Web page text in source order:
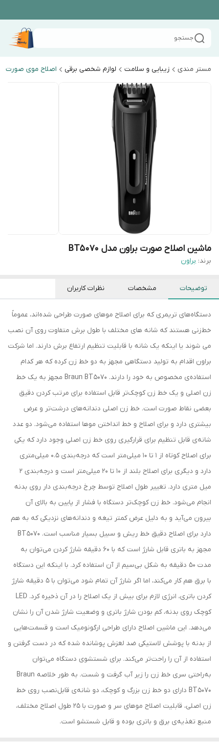
جستجو
مستر مندی زیبایی و سلامت لوازم شخصی برقی اصلاح موی صورت
ماشین اصلاح صورت براون مدل BT5070
برند: براون
توضیحات مشخصات نظرات کاربران
دستگاه‌های تریمری که برای اصلاح موهای صورت طراحی شده‌اند، عموماً
خط‌زنی هستند که شانه های مختلف با طول برش متفاوت روی آن نصب
می شوند یا اینکه یک شانه با قابلیت تنظیم ارتفاع برش دارند. اما شرکت
براون اقدام به تولید دستگاهی مجهز به دو خط زن کرده که هر کدام
استفاده‌ی مخصوص به خود را دارند. Braun BT5070 مجهز به یک خط
زن اصلی و یک خط زن کوچک‌تر قابل استفاده برای مرتب کردن دقیق
بعضی نقاط صورت است. خط زن اصلی دندانه‌های درشت‌تر و عرض
بیشتری دارد و برای اصلاح و خط انداختن موها استفاده می‌شود. دو عدد
شانه‌ی قابل تنظیم برای قرارگیری روی خط زن اصلی وجود دارد که یکی
برای اصلاح کوتاه از 1 تا 10 میلی‌متر است که درجه‌بندی 0.5 میلی‌متری
دارد و دیگری برای اصلاح بلند از 10 تا 20 میلی‌متر است و درجه‌بندی 2
میل متری دارد. تغییر طول اصلاح توسط چرخ درجه‌بندی دار روی بدنه
انجام می‌شود. خط زن کوچک‌تر دستگاه با فشار از پایین به بالای آن
بیرون می‌آید و به دلیل عرض کمتر تیغه و دندانه‌های نزدیکی که به هم
دارد برای اصلاح دقیق خط ریش و سبیل بسیار مناسب است. BT5070
مجهز به باتری قابل شارژ است که با 60 دقیقه شارژ کردن می‌توان به
مدت 50 دقیقه به شکل بی‌سیم از آن استفاده کرد. با اینکه این دستگاه
با برق هم کار می‌کند، اما اگر شارژ آن تمام شود می‌توان با 5 دقیقه شارژ
کردن باتری، انرژی لازم برای بیش از یک اصلاح را در آن ذخیره کرد. LED
کوچک روی بدنه، کم بودن شارژ باتری و وضعیت شارژ شدن آن را نشان
می‌دهد. این ماشین اصلاح دارای طراحی ارگونومیک است و قسمت‌هایی
از بدنه با پوشش لاستیکی ضد لغزش پوشانده شده که در دست گرفتن و
استفاده از آن را راحت‌تر می‌کند. برای شستشوی دستگاه می‌توان
به‌راحتی سری خط زن را زیر آب گرفت و شست. به طور خلاصه Braun
BT5070 دارای دو خط زن بزرگ و کوچک، دو شانه‌ی قابل‌نصب روی خط
زن اصلی، قابلیت اصلاح موهای سر و صورت با 25 طول اصلاح مختلف،
منبع تغذیه‌ی برق و باتری بوده و قابل شستشو است.